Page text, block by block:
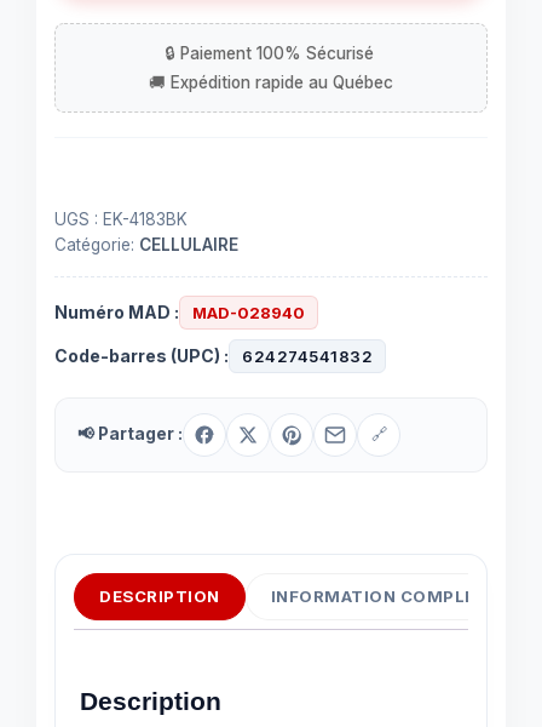
S7
Edge
noir,
protège
contre
égratignures
UGS : EK-4183BK
Catégorie: CELLULAIRE
Numéro MAD : MAD-028940
Code-barres (UPC) : 624274541832
📢 Partager : 🔗
DESCRIPTION INFORMATION
Description